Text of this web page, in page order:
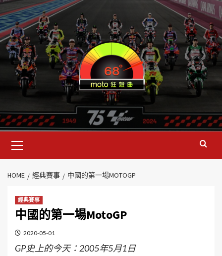
HOME 經典賽事 中國的第一場MOTOGP
經典賽事
中國的第一場MotoGP
2020-05-01
GP史上的今天：2005年5月1日